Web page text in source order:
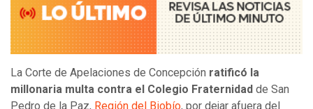
La Corte de Apelaciones de Concepción ratificó la
millonaria multa contra el Colegio Fraternidad de San
Pedro de la Paz, Región del Biobío, por dejar afuera del